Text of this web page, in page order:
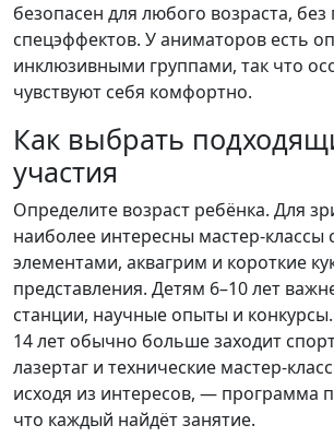
безопасен для любого возраста,
спецэффектов. У аниматоров есть
инклюзивными группами, так что
чувствуют себя комфортно.
Как выбрать
участия
Определите возраст ребёнка. Для
наиболее интересны мастер-классы
элементами, аквагрим и короткие
представления. Детям 6–10 лет
станции, научные опыты и
14 лет обычно больше заходит
лазертаг и технические мастер-
исходя из интересов, — программа
что каждый найдёт занятие.